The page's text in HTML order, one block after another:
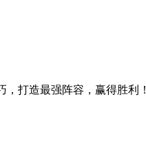
打造最强阵容，赢得胜利！